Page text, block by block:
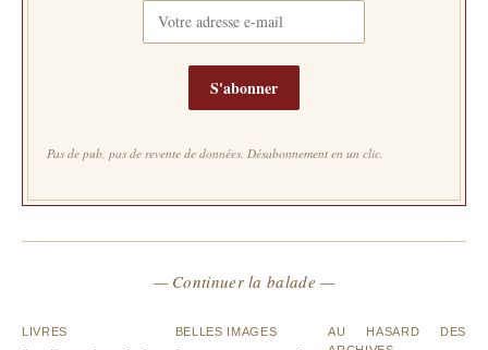
S'abonner
Pas de pub, pas de revente de données. Désabonnement en un clic.
— Continuer la balade —
LIVRES BELLES IMAGES
AU HASARD DES